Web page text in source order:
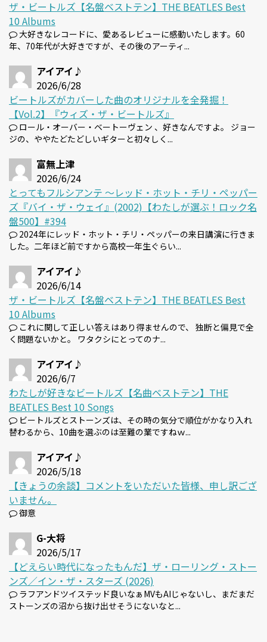
ザ・ビートルズ【名盤ベストテン】THE BEATLES Best
10 Albums
大好きなレコードに、愛あるレビューに感動いたします。60
年、70年代が大好きですが、その後のアーティ...
アイアイ♪
2026/6/28
ビートルズがカバーした曲のオリジナルを全発掘！
【Vol.2】『ウィズ・ザ・ビートルズ』
ロール・オーバー・ベートーヴェン 、好きなんですよ。 ジョー
ジの、ややたどたどしいギターと初々しく...
富無上津
2026/6/24
とってもフルシアンテ 〜レッド・ホット・チリ・ペッパー
ズ『バイ・ザ・ウェイ』(2002)【わたしが選ぶ！ロック名
盤500】#394
2024年にレッド・ホット・チリ・ペッパーの来日講演に行きま
した。二年ほど前ですから高校一年生ぐらい...
アイアイ♪
2026/6/14
ザ・ビートルズ【名盤ベストテン】THE BEATLES Best
10 Albums
これに関して正しい答えはあり得ませんので、 独断と偏見で全
く問題ないかと。 ワタクシにとってのナ...
アイアイ♪
2026/6/7
わたしが好きなビートルズ【名曲ベストテン】THE
BEATLES Best 10 Songs
ビートルズとストーンズは、その時の気分で順位がかなり入れ
替わるから、10曲を選ぶのは至難の業ですねｗ...
アイアイ♪
2026/5/18
【きょうの余談】コメントをいただいた皆様、申し訳ござ
いません。
御意
G-大将
2026/5/17
【どえらい時代になったもんだ】ザ・ローリング・ストー
ンズ／イン・ザ・スターズ (2026)
ラフアンドツイステッド良いなぁMVもAIじゃないし、まだまだ
ストーンズの沼から抜け出せそうにないなと...